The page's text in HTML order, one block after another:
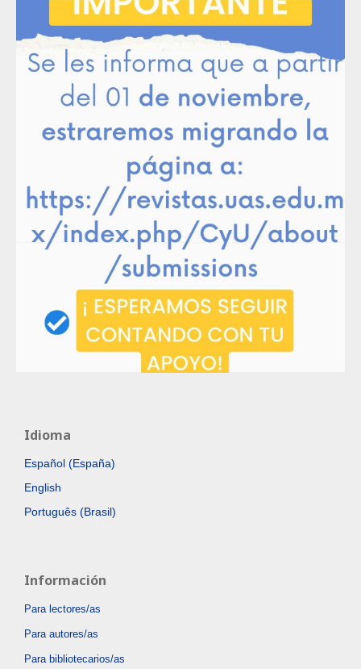
Idioma
Español (España)
English
Português (Brasil)
Información
Para lectores/as
Para autores/as
Para bibliotecarios/as